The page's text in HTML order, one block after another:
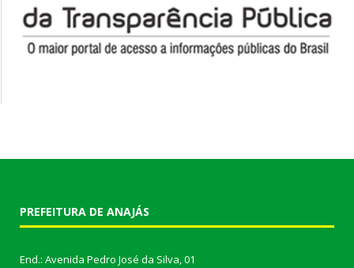
PREFEITURA DE ANAJÁS
End.: Avenida Pedro José da Silva, 01